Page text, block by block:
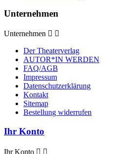
Unternehmen
Unternehmen  
Der Theaterverlag
AUTOR*IN WERDEN
FAQ/AGB
Impressum
Datenschutzerklärung
Kontakt
Sitemap
Bestellung widerrufen
Ihr Konto
Ihr Konto  